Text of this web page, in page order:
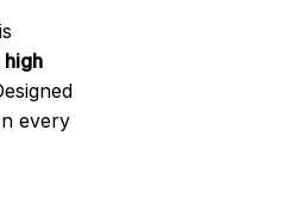
high
every